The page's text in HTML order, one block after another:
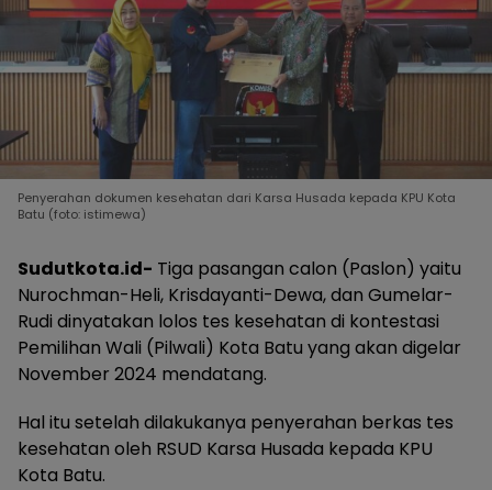
Penyerahan dokumen kesehatan dari Karsa Husada kepada KPU Kota
Batu (foto: istimewa)
Sudutkota.id- Tiga pasangan calon (Paslon) yaitu
Nurochman-Heli, Krisdayanti-Dewa, dan Gumelar-
Rudi dinyatakan lolos tes kesehatan di kontestasi
Pemilihan Wali (Pilwali) Kota Batu yang akan digelar
November 2024 mendatang.
Hal itu setelah dilakukanya penyerahan berkas tes
kesehatan oleh RSUD Karsa Husada kepada KPU
Kota Batu.